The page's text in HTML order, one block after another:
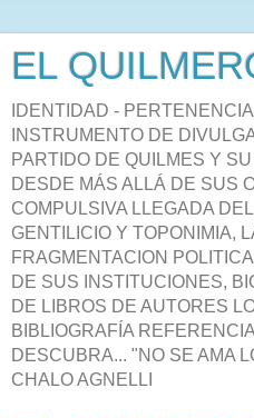
EL
IDENTIDAD -
INSTRUMENTO DE
PARTIDO DE QUILMES Y
DESDE MÁS ALLÁ DE SUS
COMPULSIVA LLEGADA
GENTILICIO Y TOPONIMIA,
FRAGMENTACION
DE SUS INSTITUCIONES,
DE LIBROS DE AUTORES
BIBLIOGRAFÍA
DESCUBRA... "NO SE AMA
CHALO AGNELLI